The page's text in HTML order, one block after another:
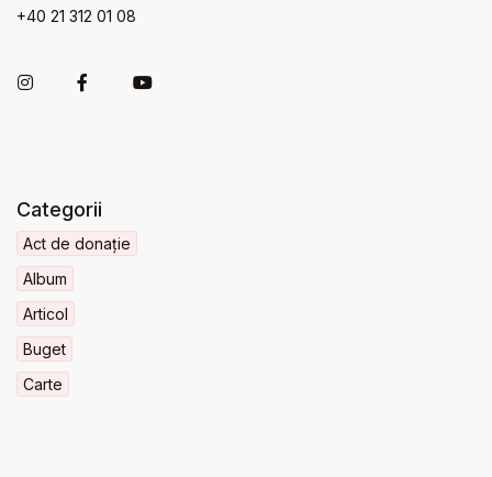
+40 21 312 01 08
Categorii
Act de donație
Album
Articol
Buget
Carte